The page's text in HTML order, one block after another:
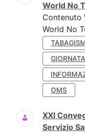
World No
Contenuto
World No
OMS
XXI
Servizio